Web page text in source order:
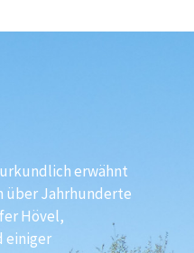
erwähnt
über Jahrhunderte
Hövel,
einiger